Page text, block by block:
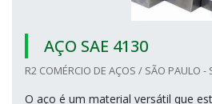
AÇO SAE 4130
R2 COMÉRCIO DE AÇOS / SÃO PAULO -
O aço é um material versátil que